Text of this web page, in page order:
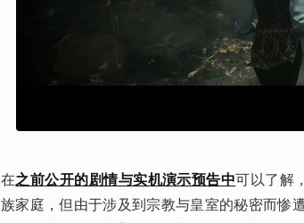
在之前公开的剧情与实机演示预告中可以了解
族家庭，但由于涉及到宗教与皇室的秘密而惨